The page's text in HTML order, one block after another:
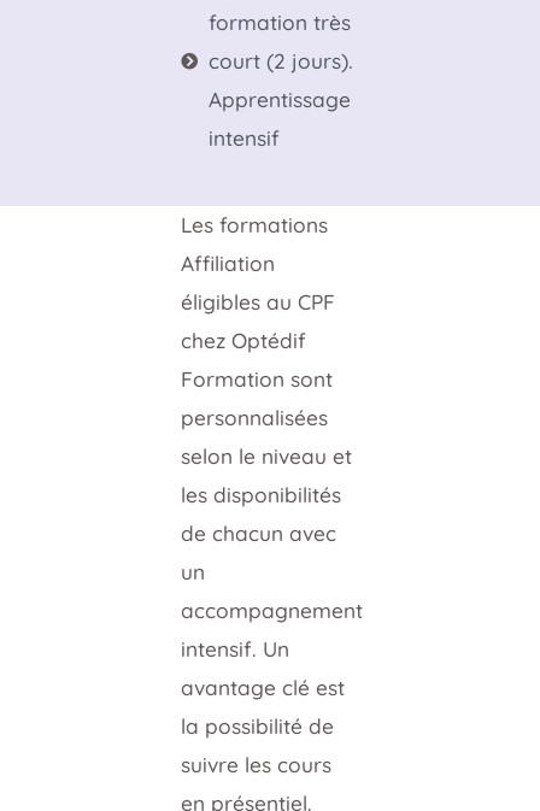
formation très
court (2 jours).
Apprentissage
intensif
Les formations
Affiliation
éligibles au CPF
chez Optédif
Formation sont
personnalisées
selon le niveau et
les disponibilités
de chacun avec
un
accompagnement
intensif. Un
avantage clé est
la possibilité de
suivre les cours
en présentiel.